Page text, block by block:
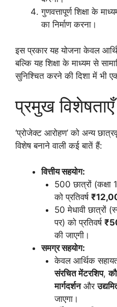
गुणवत्तापूर्ण शिक्षा के
का निर्माण करना।
इस प्रकार यह योजना केवल
बल्कि यह शिक्षा के माध्यम से
सुनिश्चित करने की दिशा में भी
प्रमुख विशेषताएँ
‘प्रोजेक्ट आरोहण’ को अन्य
विशेष बनाने वाली कई बातें हैं:
वित्तीय सहयोग:
500 छात्रों (कक्षा
को प्रतिवर्ष
50 मेधावी छात्रों
पर) को प्रतिवर्ष
की जाएगी।
समग्र सहयोग:
केवल आर्थिक सहायता
संरचित मेंटरशिप,
मार्गदर्शनऔर
जाएगा।